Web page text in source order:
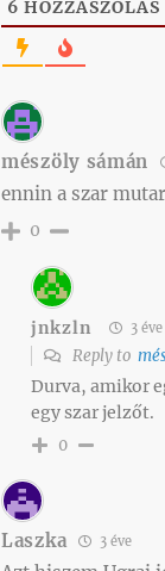
6 HOZZÁSZÓLÁS
mészöly sámán
ennin a szar
0
jnkzln 3 éve
Reply to
Durva, amikor
egy szar jelzőt.
0
Laszka 3 éve